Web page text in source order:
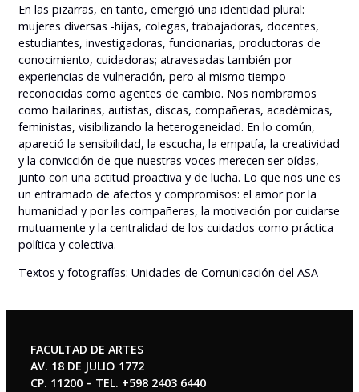
En las pizarras, en tanto, emergió una identidad plural:
mujeres diversas -hijas, colegas, trabajadoras, docentes,
estudiantes, investigadoras, funcionarias, productoras de
conocimiento, cuidadoras; atravesadas también por
experiencias de vulneración, pero al mismo tiempo
reconocidas como agentes de cambio. Nos nombramos
como bailarinas, autistas, discas, compañeras, académicas,
feministas, visibilizando la heterogeneidad. En lo común,
apareció la sensibilidad, la escucha, la empatía, la creatividad
y la convicción de que nuestras voces merecen ser oídas,
junto con una actitud proactiva y de lucha. Lo que nos une es
un entramado de afectos y compromisos: el amor por la
humanidad y por las compañeras, la motivación por cuidarse
mutuamente y la centralidad de los cuidados como práctica
política y colectiva.
Textos y fotografías: Unidades de Comunicación del ASA
FACULTAD DE ARTES
AV. 18 DE JULIO 1772
CP. 11200 – TEL. +598 2403 6440